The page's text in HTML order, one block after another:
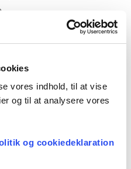
vores indhold, til at vise
og til at analysere vores
og cookiedeklaration
er natkirke. Den
sig til kr. 80.000.
nu tage stilling til.